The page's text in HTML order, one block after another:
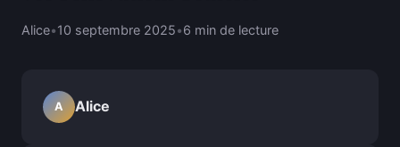
Alice•10 septembre 2025•6 min de lecture
A Alice